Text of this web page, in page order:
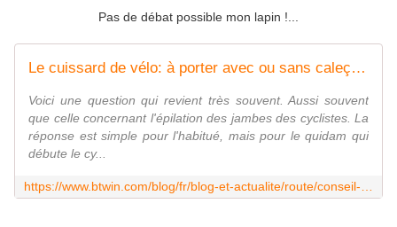
Pas de débat possible mon lapin !...
Le cuissard de vélo: à porter avec ou sans caleçon ?
Voici une question qui revient très souvent. Aussi souvent
que celle concernant l'épilation des jambes des cyclistes. La
réponse est simple pour l'habitué, mais pour le quidam qui
débute le cy...